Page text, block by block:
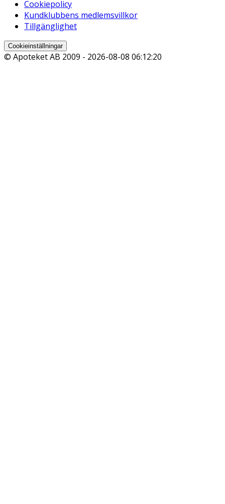
Cookiepolicy
Kundklubbens medlemsvillkor
Tillgänglighet
Cookieinställningar
© Apoteket AB 2009 - 2026-08-08 06:12:20